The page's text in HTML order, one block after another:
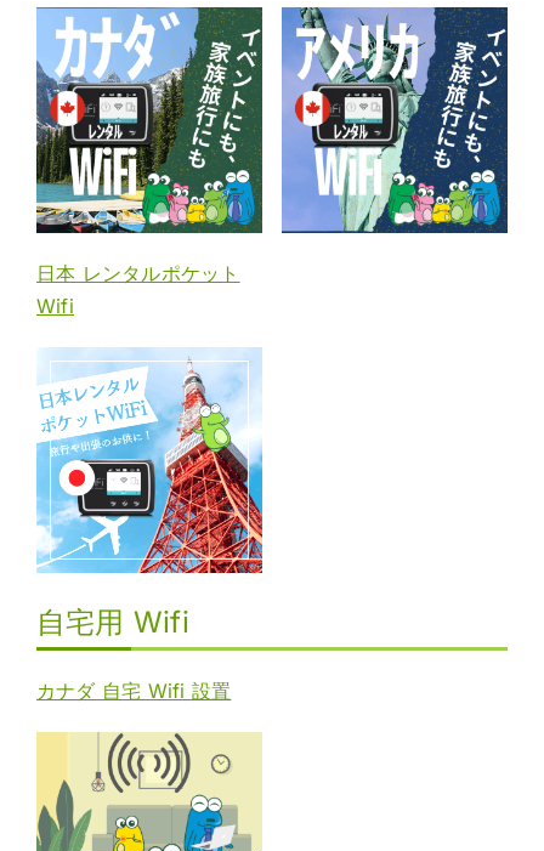
日本 レンタルポケット
Wifi
自宅用 Wifi
カナダ 自宅 Wifi 設置